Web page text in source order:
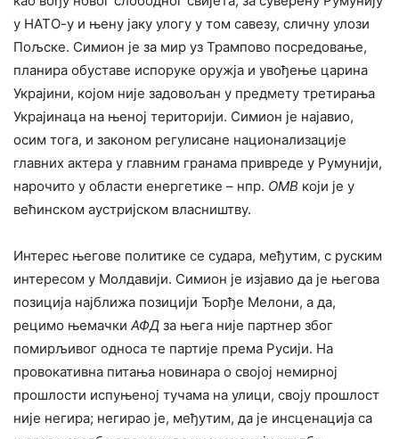
у НАТО-у и њену јаку улогу у том савезу, сличну улози
Пољске. Симион је за мир уз Трампово посредовање,
планира обуставе испоруке оружја и увођење царина
Украјини, којом није задовољан у предмету третирања
Украјинаца на њеној територији. Симион је најавио,
осим тога, и законом регулисане национализације
главних актера у главним гранама привреде у Румунији,
нарочито у области енергетике – нпр. ОМВ који је у
већинском аустријском власништву.
Интерес његове политике се судара, међутим, с руским
интересом у Молдавији. Симион је изјавио да је његова
позиција најближа позицији Ђорђе Мелони, а да,
рецимо њемачки АФД за њега није партнер због
помирљивог односа те партије према Русији. На
провокативна питања новинара о својој немирној
прошлости испуњеној тучама на улици, своју прошлост
није негира; негирао је, међутим, да је инсценација са